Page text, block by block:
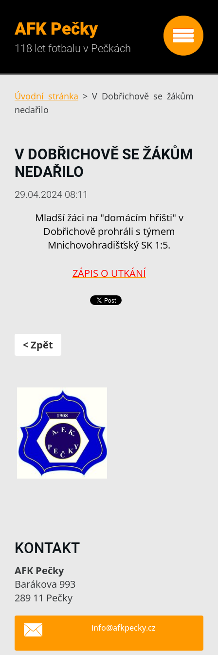
AFK Pečky
118 let fotbalu v Pečkách
Úvodní stránka > V Dobřichově se žákům
nedařilo
V DOBŘICHOVĚ SE ŽÁKŮM
NEDAŘILO
29.04.2024 08:11
Mladší žáci na "domácím hřišti" v
Dobřichově prohráli s týmem
Mnichovohradišťský SK 1:5.
ZÁPIS O UTKÁNÍ
< Zpět
KONTAKT
AFK Pečky
Barákova 993
289 11 Pečky
info@afkpecky.cz